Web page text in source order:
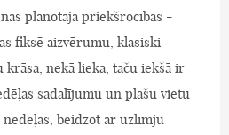
plānotāja priekšrocības -
fiksē aizvērumu, klasiski
krāsa, nekā lieka, taču iekšā ir
sadalījumu un plašu vietu
beidzot ar uzlīmju